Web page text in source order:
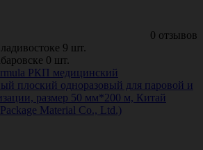
0 отзывов
9 шт.
0 шт.
РКП медицинский
плоский одноразовый для паровой и
размер 50 мм*200 м, Китай
Material Co., Ltd.)